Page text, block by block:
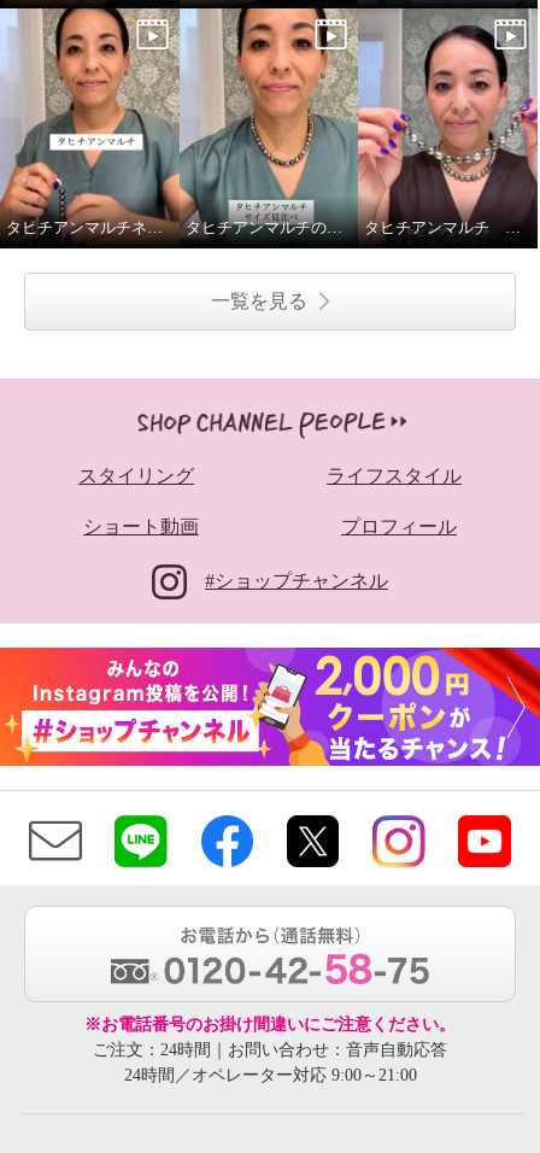
タヒチアンマルチネックレス留め金ご紹介 タヒチアンマルチのネックレス2種、重ねてみました タヒチアンマルチ マルチカラーブレスレットの着脱動画です
一覧を見る
スタイリング ライフスタイル
ショート動画 プロフィール
#ショップチャンネル
※お電話番号のお掛け間違いにご注意ください。
ご注文：24時間｜お問い合わせ：音声自動応答
24時間／オペレーター対応 9:00～21:00